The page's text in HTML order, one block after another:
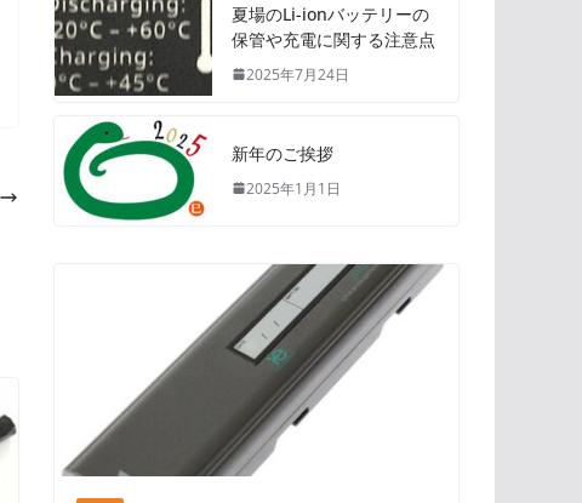
夏場のLi-ionバッテリーの
保管や充電に関する注意点
2025年7月24日
新年のご挨拶
2025年1月1日